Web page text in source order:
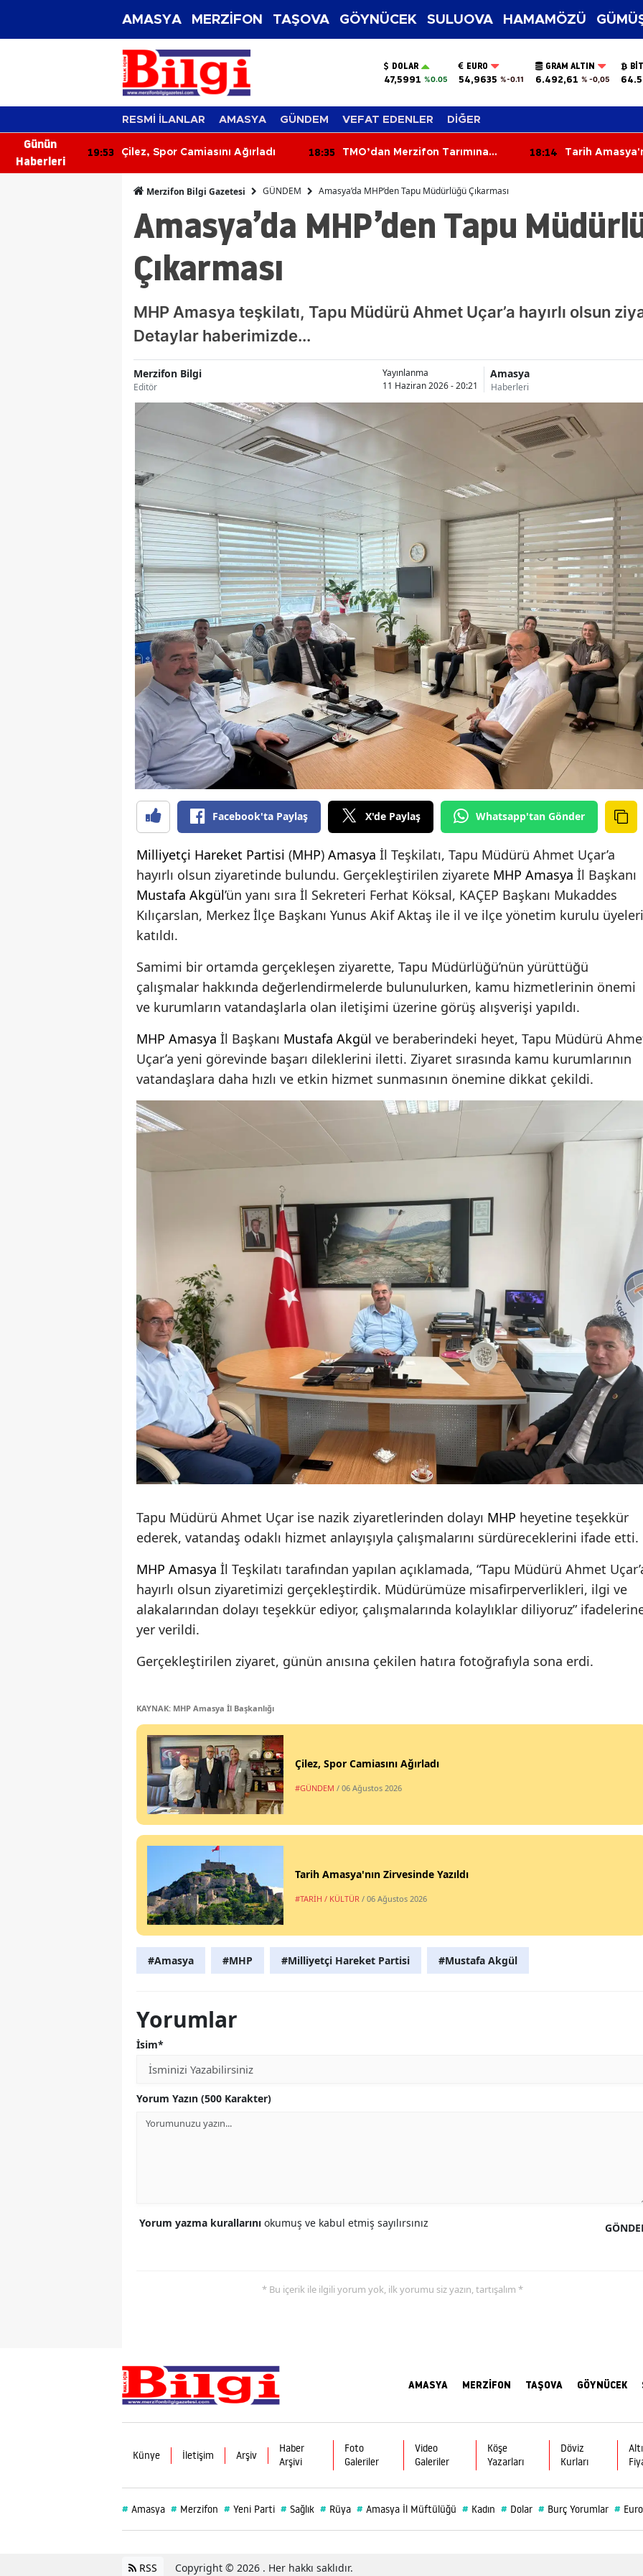
AMASYA MERZİFON TAŞOVA GÖYNÜCEK SULUOVA HAMAMÖZÜ
DOLAR
47,5991 %0.05
EURO
54,9635 %-0.11
GRAM ALTIN
6.492,61 % -0,05
RESMİ İLANLAR AMASYA GÜNDEM VEFAT EDENLER DİĞER
Günün
Haberleri
19:53 Çilez, Spor Camiasını Ağırladı 18:35
TMO’dan Merzifon Tarımına
18:14
Tarih
Merzifon Bilgi Gazetesi GÜNDEM Amasya’da MHP’den Tapu Müdürlüğü Çıkarması
Amasya’da MHP’den Tapu
Çıkarması
MHP Amasya teşkilatı, Tapu Müdürü Ahmet Uçar’a hayırlı olsun
Detaylar haberimizde...
Merzifon Bilgi
Editör
Yayınlanma
11 Haziran 2026 - 20:21
Amasya
Haberleri
Facebook'ta Paylaş X'de Paylaş Whatsapp'tan Gönder
Milliyetçi Hareket Partisi (MHP) Amasya İl Teşkilatı, Tapu Müdürü Ahmet Uçar’a
hayırlı olsun ziyaretinde bulundu. Gerçekleştirilen ziyarete MHP Amasya İl Başkanı
Mustafa Akgül’ün yanı sıra İl Sekreteri Ferhat Köksal, KAÇEP Başkanı Mukaddes
Kılıçarslan, Merkez İlçe Başkanı Yunus Akif Aktaş ile il ve ilçe yönetim kurulu üyeleri
katıldı.
Samimi bir ortamda gerçekleşen ziyarette, Tapu Müdürlüğü’nün yürüttüğü
çalışmalar hakkında değerlendirmelerde bulunulurken, kamu hizmetlerinin önemi
ve kurumların vatandaşlarla olan iletişimi üzerine görüş alışverişi yapıldı.
MHP Amasya İl Başkanı Mustafa Akgül ve beraberindeki heyet, Tapu Müdürü
Uçar’a yeni görevinde başarı dileklerini iletti. Ziyaret sırasında kamu kurumlarının
vatandaşlara daha hızlı ve etkin hizmet sunmasının önemine dikkat çekildi.
Tapu Müdürü Ahmet Uçar ise nazik ziyaretlerinden dolayı MHP heyetine teşekkür
ederek, vatandaş odaklı hizmet anlayışıyla çalışmalarını sürdüreceklerini ifade etti.
MHP Amasya İl Teşkilatı tarafından yapılan açıklamada, “Tapu Müdürü Ahmet
hayırlı olsun ziyaretimizi gerçekleştirdik. Müdürümüze misafirperverlikleri, ilgi ve
alakalarından dolayı teşekkür ediyor, çalışmalarında kolaylıklar diliyoruz”
yer verildi.
Gerçekleştirilen ziyaret, günün anısına çekilen hatıra fotoğrafıyla sona erdi.
KAYNAK: MHP Amasya İl Başkanlığı
Çilez, Spor Camiasını Ağırladı
#GÜNDEM / 06 Ağustos 2026
Tarih Amasya'nın Zirvesinde Yazıldı
#TARİH / KÜLTÜR / 06 Ağustos 2026
#Amasya #MHP #Milliyetçi Hareket Partisi #Mustafa Akgül
Yorumlar
İsim*
Yorum Yazın (500 Karakter)
Yorum yazma kurallarını okumuş ve kabul etmiş sayılırsınız
* Bu içerik ile ilgili yorum yok, ilk yorumu siz yazın, tartışalım *
AMASYA MERZİFON TAŞOVA GÖYNÜCEK
Künye İletişim Arşiv
Haber
Arşivi
Foto
Galeriler
Video
Galeriler
Köşe
Yazarları
Döviz
Kurları
# Amasya # Merzifon # Yeni Parti # Sağlık # Rüya # Amasya İl Müftülüğü # Kadın # Dolar # Burç Yorumlar # Euro
RSS Copyright © 2026 . Her hakkı saklıdır.